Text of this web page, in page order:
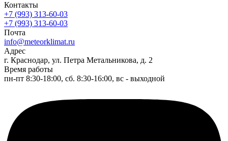
Контакты
+7 (993) 313-60-03
+7 (993) 313-60-03
Почта
info@meteorklimat.ru
Адрес
г. Краснодар, ул. Петра Метальникова, д. 2
Время работы
пн-пт 8:30-18:00, сб. 8:30-16:00, вс - выходной